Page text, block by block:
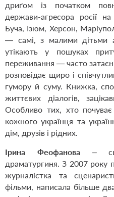
дриґом із початком
держави-агресора росії
Буча, Ізюм, Херсон,
— самі, з малими
утікають у пошуках
переживання — часто
розповідає щиро і
гумору й суму. Книжка,
життєвих діалогів,
Особливо тих, хто
кожного українця та
дім, друзів і рідних.
Ірина Феофанова–
драматургиня. З 2007 року
журналістка та
фільми, написала більше